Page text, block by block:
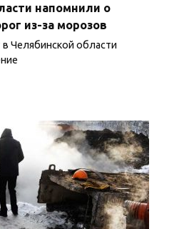
напомнили о
из-за морозов
Челябинской области